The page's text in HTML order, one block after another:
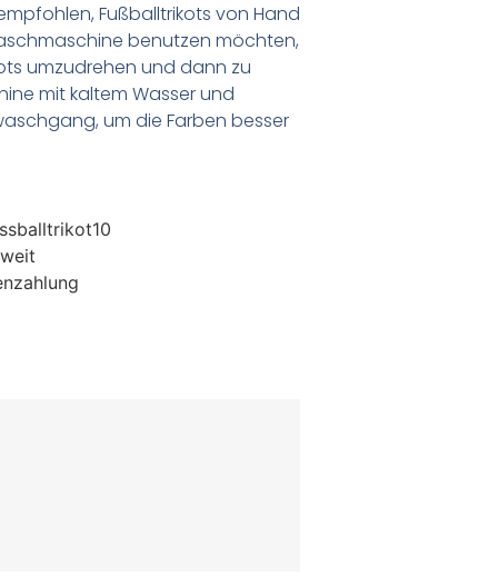
Fußballtrikots von Hand
benutzen möchten,
umzudrehen und dann zu
mit kaltem Wasser und
um die Farben besser